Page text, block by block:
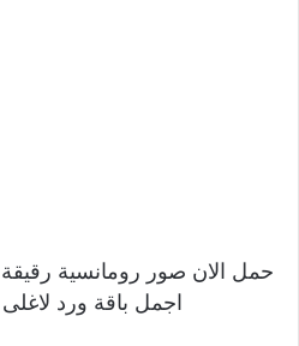
حمل الان صور رومانسية
اجمل باقة ورد